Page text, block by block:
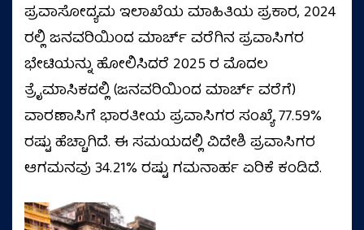
ಪ್ರವಾಸೋದ್ಯಮ ಇಲಾಖೆಯ ಮಾಹಿತಿಯ ಪ್ರಕಾರ, 2024
ರಲ್ಲಿ ಜನವರಿಯಿಂದ ಮಾರ್ಚ್‌ ವರೆಗಿನ ಪ್ರವಾಸಿಗರ
ಭೇಟಿಯನ್ನು ಹೋಲಿಸಿದರೆ 2025 ರ ಮೊದಲ
ತ್ರೈಮಾಸಿಕದಲ್ಲಿ (ಜನವರಿಯಿಂದ ಮಾರ್ಚ್ ವರೆಗೆ)
ವಾರಣಾಸಿಗೆ ಭಾರತೀಯ ಪ್ರವಾಸಿಗರ ಸಂಖ್ಯೆ 77.59%
ರಷ್ಟು ಹೆಚ್ಚಾಗಿದೆ. ಈ ಸಮಯದಲ್ಲಿ ವಿದೇಶಿ ಪ್ರವಾಸಿಗರ
ಆಗಮನವು 34.21% ರಷ್ಟು ಗಮನಾರ್ಹ ಏರಿಕೆ ಕಂಡಿದೆ.